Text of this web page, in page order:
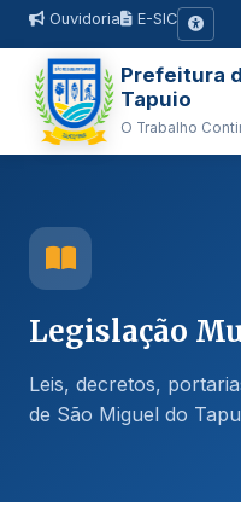
Ouvidoria E-SIC
Prefeitura
Tapuio
O Trabalho
Legislação
Leis, decretos,
de São Miguel do